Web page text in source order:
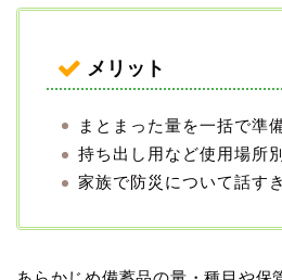
メリット
まとまった量を一括で準
持ち出し用など使用場所
家族で防災について話す